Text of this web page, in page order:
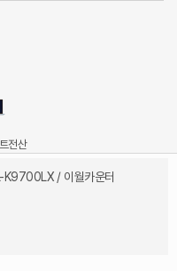
K9700LX / 이월카운터
전산
86-78075